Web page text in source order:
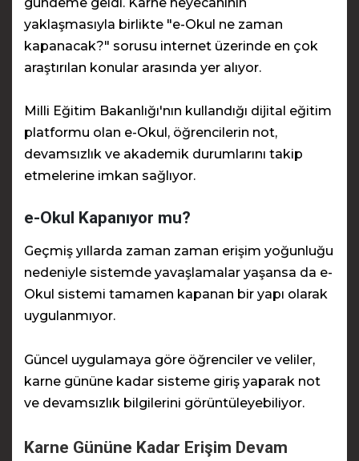
yaklaşmasıyla birlikte "e-Okul ne zaman
kapanacak?" sorusu internet üzerinde en çok
araştırılan konular arasında yer alıyor.
Milli Eğitim Bakanlığı'nın kullandığı dijital eğitim
platformu olan e-Okul, öğrencilerin not,
devamsızlık ve akademik durumlarını takip
etmelerine imkan sağlıyor.
e-Okul Kapanıyor mu?
Geçmiş yıllarda zaman zaman erişim yoğunluğu
nedeniyle sistemde yavaşlamalar yaşansa da e-
Okul sistemi tamamen kapanan bir yapı olarak
uygulanmıyor.
Güncel uygulamaya göre öğrenciler ve veliler,
karne gününe kadar sisteme giriş yaparak not
ve devamsızlık bilgilerini görüntüleyebiliyor.
Karne Gününe Kadar Erişim Devam